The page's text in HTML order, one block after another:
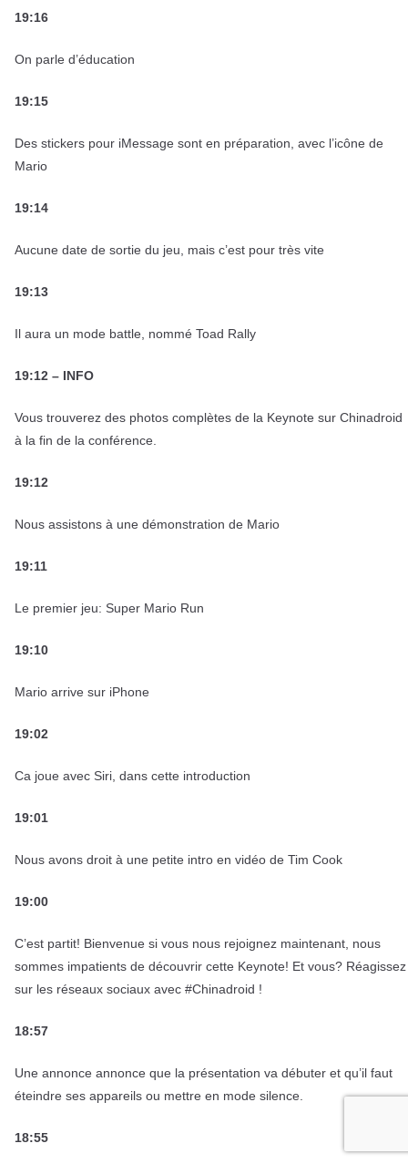
19:16
On parle d’éducation
19:15
Des stickers pour iMessage sont en préparation, avec l’icône de
Mario
19:14
Aucune date de sortie du jeu, mais c’est pour très vite
19:13
Il aura un mode battle, nommé Toad Rally
19:12 – INFO
Vous trouverez des photos complètes de la Keynote sur Chinadroid
à la fin de la conférence.
19:12
Nous assistons à une démonstration de Mario
19:11
Le premier jeu: Super Mario Run
19:10
Mario arrive sur iPhone
19:02
Ca joue avec Siri, dans cette introduction
19:01
Nous avons droit à une petite intro en vidéo de Tim Cook
19:00
C’est partit! Bienvenue si vous nous rejoignez maintenant, nous
sommes impatients de découvrir cette Keynote! Et vous? Réagissez
sur les réseaux sociaux avec #Chinadroid !
18:57
Une annonce annonce que la présentation va débuter et qu’il faut
éteindre ses appareils ou mettre en mode silence.
18:55